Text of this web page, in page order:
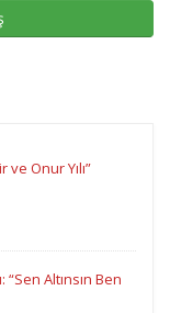
Onur Yılı”
“Sen Altınsın Ben